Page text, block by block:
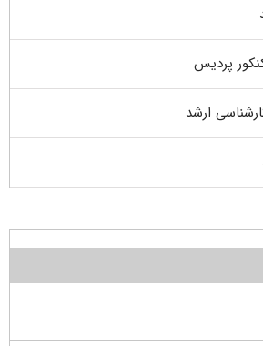
پردیس
ارشد